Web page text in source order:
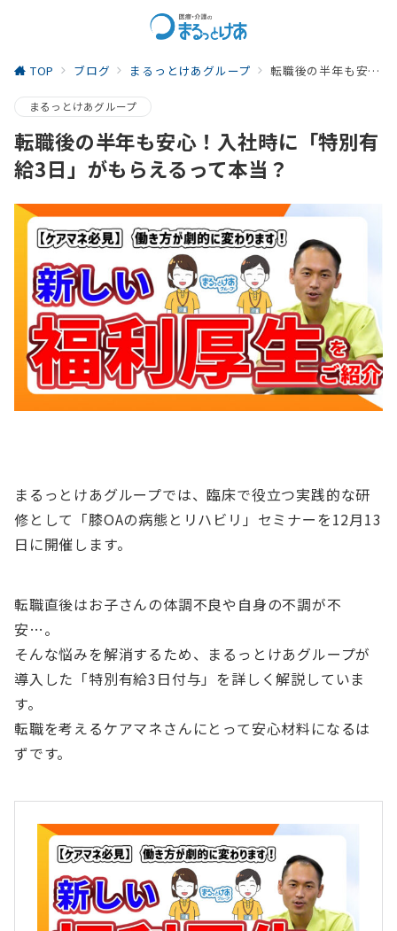
TOP ブログ まるっとけあグループ 転職後の半年も安心！入社時に「特別有給3日」がもらえるって本当？
まるっとけあグループ
転職後の半年も安心！入社時に「特別有
給3日」がもらえるって本当？
まるっとけあグループでは、臨床で役立つ実践的な研
修として「膝OAの病態とリハビリ」セミナーを12月13
日に開催します。
転職直後はお子さんの体調不良や自身の不調が不
安…。
そんな悩みを解消するため、まるっとけあグループが
導入した「特別有給3日付与」を詳しく解説していま
す。
転職を考えるケアマネさんにとって安心材料になるは
ずです。